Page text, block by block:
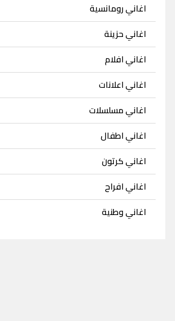
اغاني رومانسية
اغاني حزينة
اغاني افلام
اغاني اعلانات
اغاني مسلسلات
اغاني اطفال
اغاني كرتون
اغاني افراح
اغاني وطنية